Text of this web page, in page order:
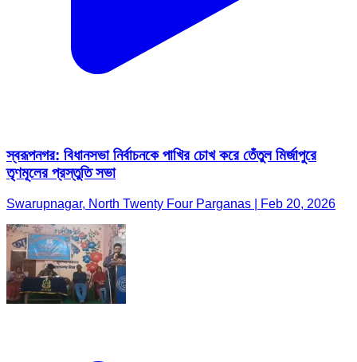
স্বরূপনগর: বিধানসভা নির্বাচনকে পাখির চোখ করে তেঁতুল মির্জাপুরে
তৃণমূলের প্রস্তুতি সভা
Swarupnagar, North Twenty Four Parganas | Feb 20, 2026